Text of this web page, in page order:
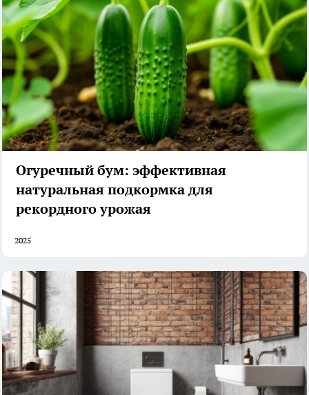
Огуречный бум: эффективная
натуральная подкормка для
рекордного урожая
2025